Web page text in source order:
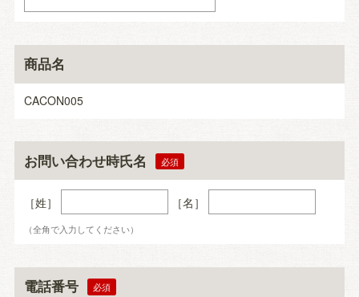
商品名
CACON005
お問い合わせ時氏名
［姓］ ［名］
（全角で入力してください）
電話番号